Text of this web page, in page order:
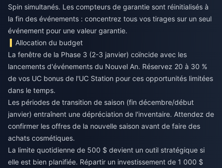
Spin simultanés. Les compteurs de garantie sont réinitialisés à
la fin des événements : concentrez tous vos tirages sur un seul
événement pour une valeur garantie.
Allocation du budget
La fenêtre de la Phase 3 (2-3 janvier) coïncide avec les
lancements d'événements du Nouvel An. Réservez 20 à 30 %
de vos UC bonus de l'UC Station pour ces opportunités limitées
dans le temps.
Les périodes de transition de saison (fin décembre/début
janvier) entraînent une dépréciation de l'inventaire. Attendez de
confirmer les offres de la nouvelle saison avant de faire des
achats cosmétiques.
La limite quotidienne de 500 $ devient un outil stratégique si
elle est bien planifiée. Répartir un investissement de 1 000 $